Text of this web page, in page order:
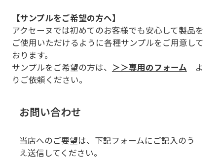
【サンプルをご希望の方へ】
アクセーヌでは初めてのお客様でも安心して製品を
ご使用いただけるように各種サンプルをご用意して
おります。
サンプルをご希望の方は、 ＞＞専用のフォーム よ
りご依頼ください。
お問い合わせ
当店へのご要望は、下記フォームにご記入のう
え送信してください。